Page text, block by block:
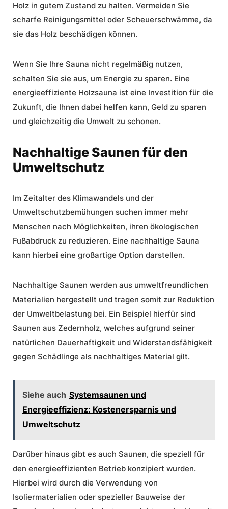
Holz in gutem Zustand zu halten. Vermeiden Sie
scharfe Reinigungsmittel oder Scheuerschwämme, da
sie das Holz beschädigen können.
Wenn Sie Ihre Sauna nicht regelmäßig nutzen,
schalten Sie sie aus, um Energie zu sparen. Eine
energieeffiziente Holzsauna ist eine Investition für die
Zukunft, die Ihnen dabei helfen kann, Geld zu sparen
und gleichzeitig die Umwelt zu schonen.
Nachhaltige Saunen für den
Umweltschutz
Im Zeitalter des Klimawandels und der
Umweltschutzbemühungen suchen immer mehr
Menschen nach Möglichkeiten, ihren ökologischen
Fußabdruck zu reduzieren. Eine nachhaltige Sauna
kann hierbei eine großartige Option darstellen.
Nachhaltige Saunen werden aus umweltfreundlichen
Materialien hergestellt und tragen somit zur Reduktion
der Umweltbelastung bei. Ein Beispiel hierfür sind
Saunen aus Zedernholz, welches aufgrund seiner
natürlichen Dauerhaftigkeit und Widerstandsfähigkeit
gegen Schädlinge als nachhaltiges Material gilt.
Siehe auch Systemsaunen und
Energieeffizienz: Kostenersparnis und
Umweltschutz
Darüber hinaus gibt es auch Saunen, die speziell für
den energieeffizienten Betrieb konzipiert wurden.
Hierbei wird durch die Verwendung von
Isoliermaterialien oder spezieller Bauweise der